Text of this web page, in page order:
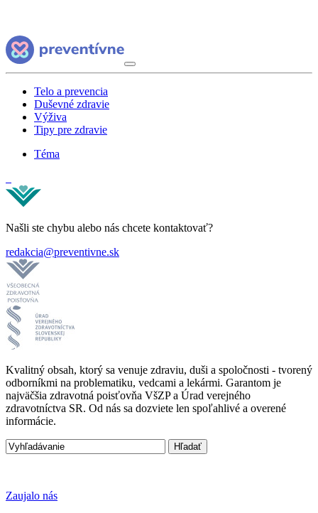
Telo a prevencia
Duševné zdravie
Výživa
Tipy pre zdravie
Téma
Našli ste chybu alebo nás chcete kontaktovať?
redakcia@preventivne.sk
Kvalitný obsah, ktorý sa venuje zdraviu, duši a spoločnosti - tvorený
odborníkmi na problematiku, vedcami a lekármi. Garantom je
najväčšia zdravotná poisťovňa VšZP a Úrad verejného
zdravotníctva SR. Od nás sa dozviete len spoľahlivé a overené
informácie.
Zaujalo nás